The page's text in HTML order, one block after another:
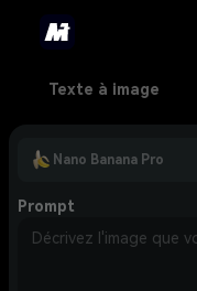
Texte à image
Nano Banana Pro
Prompt